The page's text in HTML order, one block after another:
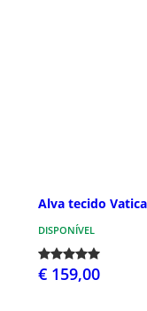
Alva tecido
DISPONÍVEL
€ 159,00